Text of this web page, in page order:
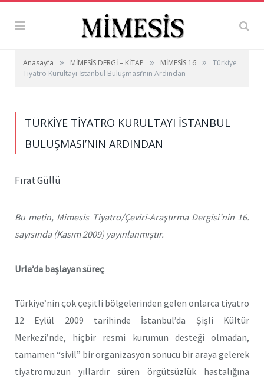
Anasayfa » MİMESİS DERGİ – KİTAP » MİMESİS 16 »
Türkiye
Tiyatro Kurultayı İstanbul Buluşması’nın Ardından
TÜRKIYE TIYATRO KURULTAYI İSTANBUL
BULUŞMASI’NIN ARDINDAN
Fırat Güllü
Bu metin, Mimesis Tiyatro/Çeviri-Araştırma Dergisi’nin 16.
sayısında (Kasım 2009) yayınlanmıştır.
Urla’da başlayan süreç
Türkiye’nin çok çeşitli bölgelerinden gelen onlarca tiyatro
12 Eylül 2009 tarihinde İstanbul’da Şişli Kültür
Merkezi’nde, hiçbir resmi kurumun desteği olmadan,
tamamen “sivil” bir organizasyon sonucu bir araya gelerek
tiyatromuzun yıllardır süren örgütsüzlük hastalığına